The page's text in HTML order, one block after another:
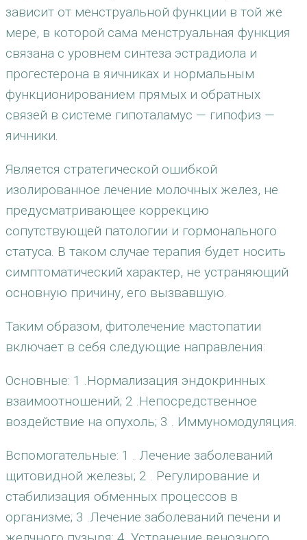
зависит от менструальной функции в той же
мере, в которой сама менструальная функция
связана с уровнем синтеза эстрадиола и
прогестерона в яичниках и нормальным
функционированием прямых и обратных
связей в системе гипоталамус — гипофиз —
яичники.
Является стратегической ошибкой
изолированное лечение молочных желез, не
предусматривающее коррекцию
сопутствующей патологии и гормонального
статуса. В таком случае терапия будет носить
симптоматический характер, не устраняющий
основную причину, его вызвавшую.
Таким образом, фитолечение мастопатии
включает в себя следующие направления:
Основные: 1 .Нормализация эндокринных
взаимоотношений; 2 .Непосредственное
воздействие на опухоль; 3 . Иммуномодуляция.
Вспомогательные: 1 . Лечение заболеваний
щитовидной железы; 2 . Регулирование и
стабилизация обменных процессов в
организме; 3 .Лечение заболеваний печени и